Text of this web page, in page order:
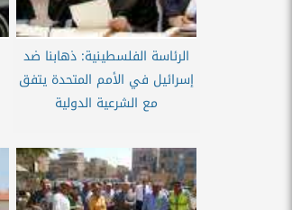
الرئاسة الفلسطينية: ذهابنا ضد
إسرائيل في الأمم المتحدة يتفق
مع الشرعية الدولية